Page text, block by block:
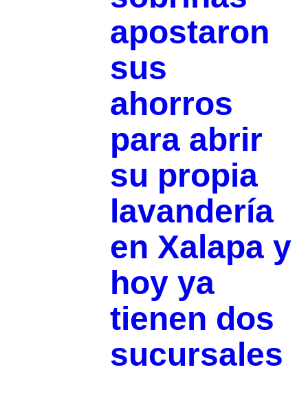
apostaron
sus
ahorros
para abrir
su propia
lavandería
en Xalapa y
hoy ya
tienen dos
sucursales